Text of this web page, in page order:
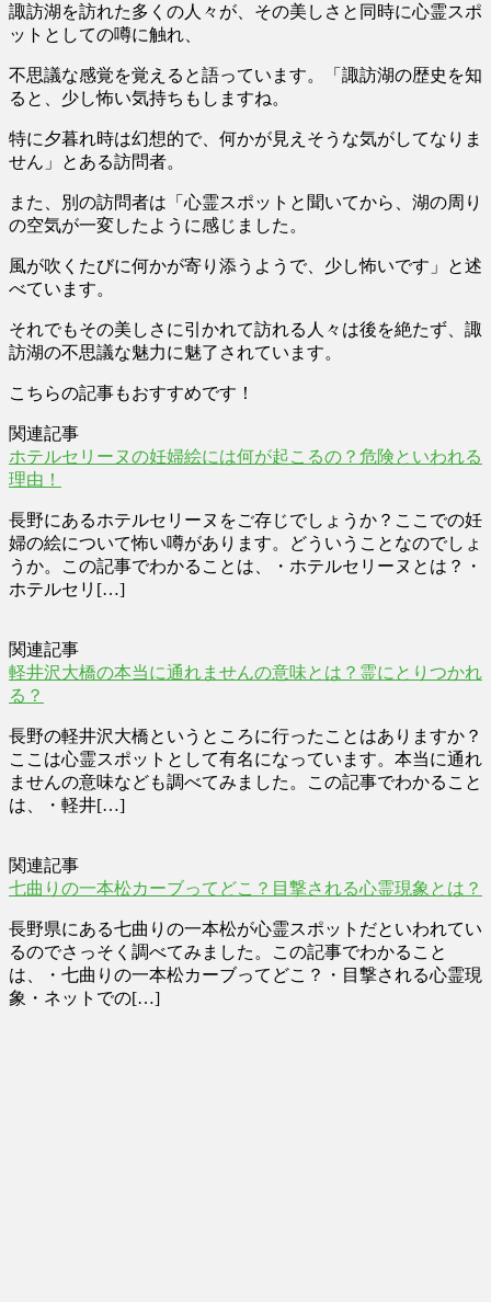
諏訪湖を訪れた多くの人々が、その美しさと同時に心霊スポ
ットとしての噂に触れ、
不思議な感覚を覚えると語っています。「諏訪湖の歴史を知
ると、少し怖い気持ちもしますね。
特に夕暮れ時は幻想的で、何かが見えそうな気がしてなりま
せん」とある訪問者。
また、別の訪問者は「心霊スポットと聞いてから、湖の周り
の空気が一変したように感じました。
風が吹くたびに何かが寄り添うようで、少し怖いです」と述
べています。
それでもその美しさに引かれて訪れる人々は後を絶たず、諏
訪湖の不思議な魅力に魅了されています。
こちらの記事もおすすめです！
関連記事
ホテルセリーヌの妊婦絵には何が起こるの？危険といわれる
理由！
長野にあるホテルセリーヌをご存じでしょうか？ここでの妊
婦の絵について怖い噂があります。どういうことなのでしょ
うか。この記事でわかることは、・ホテルセリーヌとは？・
ホテルセリ[…]
関連記事
軽井沢大橋の本当に通れませんの意味とは？霊にとりつかれ
る？
長野の軽井沢大橋というところに行ったことはありますか？
ここは心霊スポットとして有名になっています。本当に通れ
ませんの意味なども調べてみました。この記事でわかること
は、・軽井[…]
関連記事
七曲りの一本松カーブってどこ？目撃される心霊現象とは？
長野県にある七曲りの一本松が心霊スポットだといわれてい
るのでさっそく調べてみました。この記事でわかること
は、・七曲りの一本松カーブってどこ？・目撃される心霊現
象・ネットでの[…]